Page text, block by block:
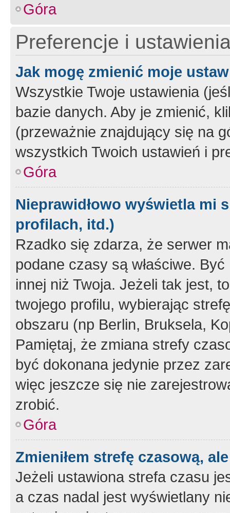
Góra
Preferencje i
Jak mogę zmienić moje
Wszystkie Twoje ustawienia
bazie danych. Aby je zmienić,
(przeważnie znajdujący się na
wszystkich Twoich ustawień i
Góra
Nieprawidłowo wyświetla mi
profilach, itd.)
Rzadko się zdarza, że serwer
podane czasy są właściwe.
innej niż Twoja. Jeżeli tak jest,
twojego profilu, wybierając
obszaru (np Berlin, Bruksela,
Pamiętaj, że zmiana strefy
być dokonana jedynie przez
więc jeszcze się nie
zrobić.
Góra
Zmieniłem strefę czasową,
Jeżeli ustawiona strefa czasu
a czas nadal jest wyświetlany